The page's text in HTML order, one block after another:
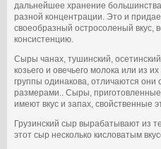
дальнейшее хранение
разной концентрации. Это и
своеобразный остросоленый вкус,
консистенцию.
Сыры чанах, тушинский,
козьего и овечьего молока или из
группы одинакова, отличаются они
размерами.. Сыры, приготовленные
имеют вкус и запах, свойственные
Грузинский сыр вырабатывают из
этот сыр несколько кисловатым